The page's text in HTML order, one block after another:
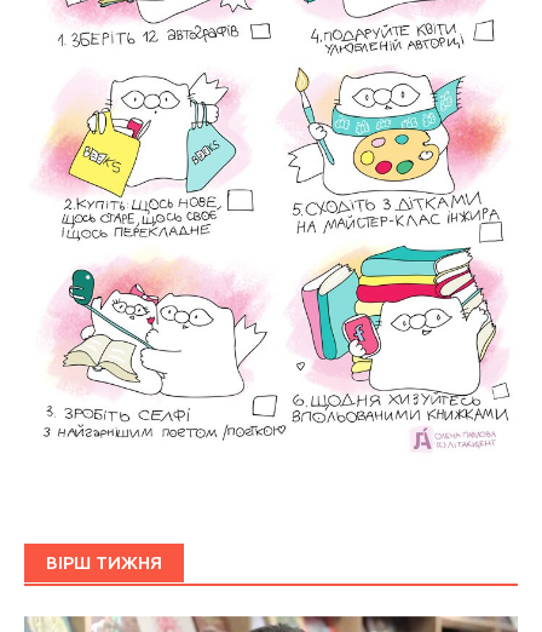
ВІРШ ТИЖНЯ